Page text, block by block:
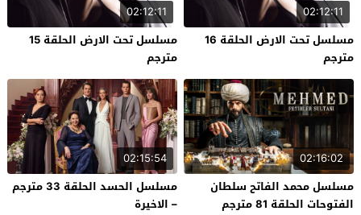
02:12:11
مسلسل تحت الارض الحلقة 16
مترجم
02:12:11
مسلسل تحت الارض الحلقة 15
مترجم
02:16:02
مسلسل محمد الفاتح سلطان
الفتوحات الحلقة 81 مترجم
02:15:54
مسلسل الحسد الحلقة 33 مترجم
– الاخيرة